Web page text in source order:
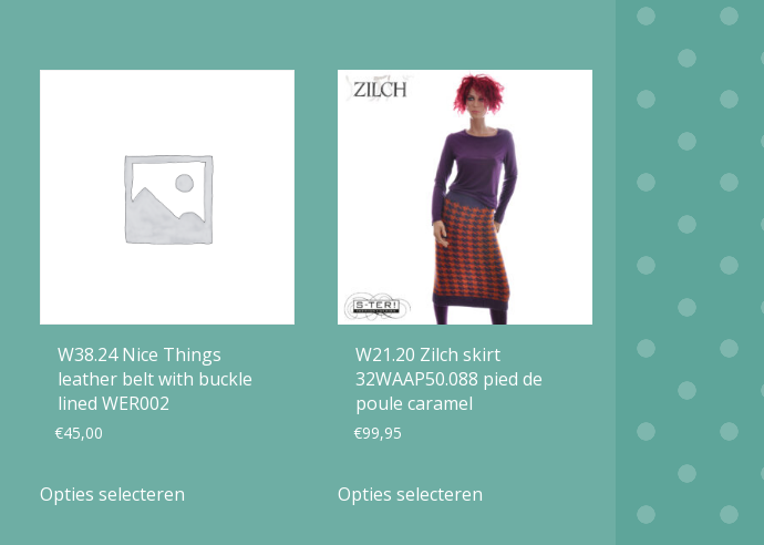
W38.24 Nice Things
leather belt with buckle
lined WER002
€45,00
Opties selecteren
W21.20 Zilch skirt
32WAAP50.088 pied de
poule caramel
€99,95
Opties selecteren